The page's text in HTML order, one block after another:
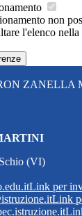
non
l'elenco
ZANELLA
(VI)
Link per
Link